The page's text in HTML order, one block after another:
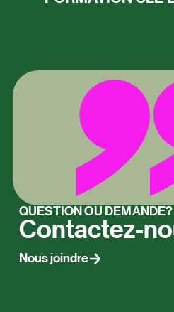
QUESTION OU DEMANDE?
Contactez-
Nous joindre